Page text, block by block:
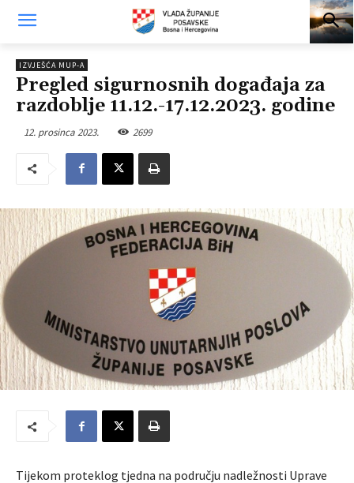
IZVJEŠĆA MUP-A
Pregled sigurnosnih događaja za
razdoblje 11.12.-17.12.2023. godine
12. prosinca 2023. 2699
Tijekom proteklog tjedna na području nadležnosti Uprave